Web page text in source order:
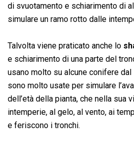
di svuotamento e schiarimento di
simulare un ramo rotto dalle
Talvolta viene praticato anche lo
e schiarimento di una parte del
usano molto su alcune conifere
sono molto usate per simulare
dell’età della pianta, che nella sua
intemperie, al gelo, al vento, ai
e feriscono i tronchi.